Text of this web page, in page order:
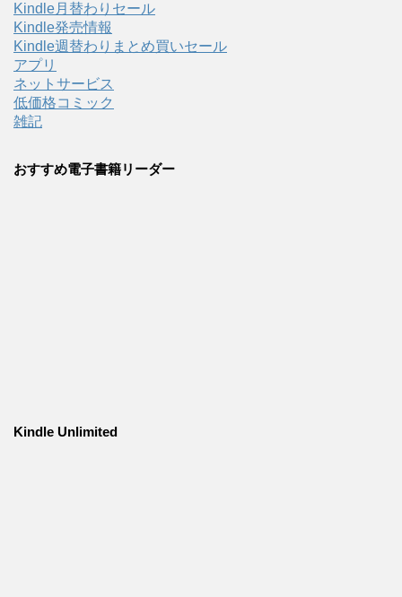
Kindle月替わりセール
Kindle発売情報
Kindle週替わりまとめ買いセール
アプリ
ネットサービス
低価格コミック
雑記
おすすめ電子書籍リーダー
Kindle Unlimited